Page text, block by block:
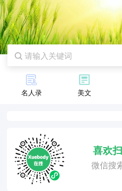
名人录 美文
喜欢
微信搜